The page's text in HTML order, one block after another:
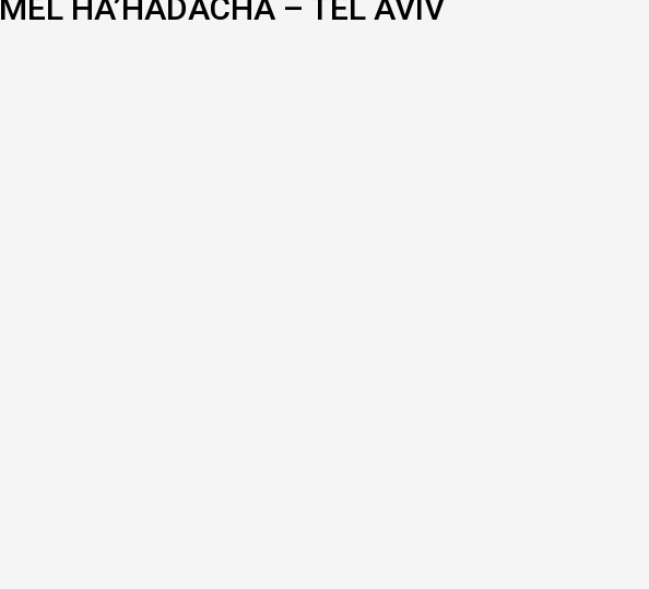
HA’HADACHA – TEL AVIV